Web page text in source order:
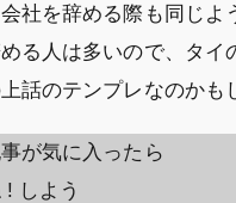
社を辞める際も同じよ
る人は多いので、タイ
話のテンプレなのかも
が気に入ったら
! しよう